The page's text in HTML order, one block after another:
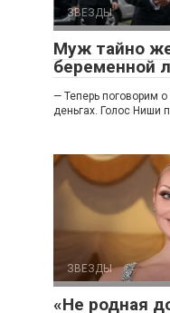
ЗВЕЗДЫ
Муж тайно
беременной
— Теперь поговорим
деньгах. Голос Ниши
ЗВЕЗДЫ
«Не родная